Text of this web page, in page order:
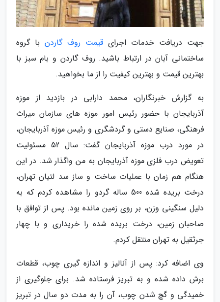
جهت دریافت خدمات اجرای قیمت روف گاردن با گروه
ساختمانی آبان در ارتباط باشید. روف گاردن و بام سبز با
بهترین قیمت و بهترین کیفیت را از ما بخواهید.
به گزارش خبرنگاران، محمد دارابی در بازدید از موزه
آذربایجان با حضور رئیس امور موزه های سازمان میراث
فرهنگی، صنایع دستی و گردشگری و رئیس موزه آذربایجان،
در مورد درب موزه آذربایجان گفت: سال 52 مسئولیت
تعویض درب فلزی موزه آذربایجان به من واگذار شد. در این
هنگام هم زمان با عملیات ساخت و ساز سد لتیان تهران،
درخت بریده شده 500 ساله گردو را مشاهده کردم که به
دلیل سنگینی وزن، بر روی زمین مانده بود. پس از توافق با
صاحبان زمین، درخت بریده شده را خریداری و با چهار
جرثقیل به تهران منتقل کردم.
وی اضافه کرد: پس از آنالیز و اندازه گیری چوب، قطعات
برش داده شده و به تبریز فرستاده شد. برای جلوگیری از
خمیدگی و گچ شدن چوب، آن را به مدت دو سال در تبریز